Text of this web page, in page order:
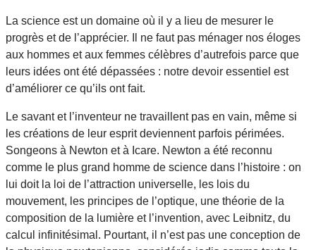
La science est un domaine où il y a lieu de mesurer le
progrès et de l’apprécier. Il ne faut pas ménager nos éloges
aux hommes et aux femmes célèbres d’autrefois parce que
leurs idées ont été dépassées : notre devoir essentiel est
d’améliorer ce qu’ils ont fait.
Le savant et l’inventeur ne travaillent pas en vain, même si
les créations de leur esprit deviennent parfois périmées.
Songeons à Newton et à Icare. Newton a été reconnu
comme le plus grand homme de science dans l’histoire : on
lui doit la loi de l’attraction universelle, les lois du
mouvement, les principes de l’optique, une théorie de la
composition de la lumière et l’invention, avec Leibnitz, du
calcul infinitésimal. Pourtant, il n’est pas une conception de